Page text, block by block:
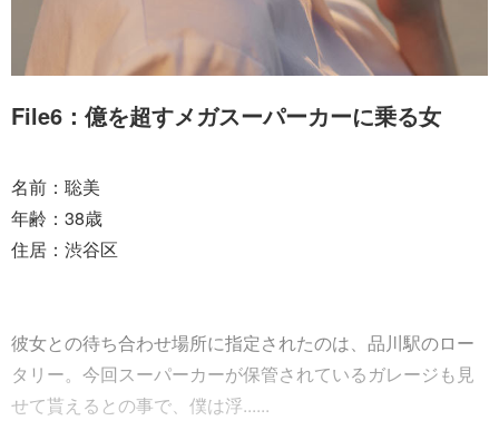
File6：億を超すメガスーパーカーに乗る女
名前：聡美
年齢：38歳
住居：渋谷区
彼女との待ち合わせ場所に指定されたのは、品川駅のロー
タリー。今回スーパーカーが保管されているガレージも見
せて貰えるとの事で、僕は浮......